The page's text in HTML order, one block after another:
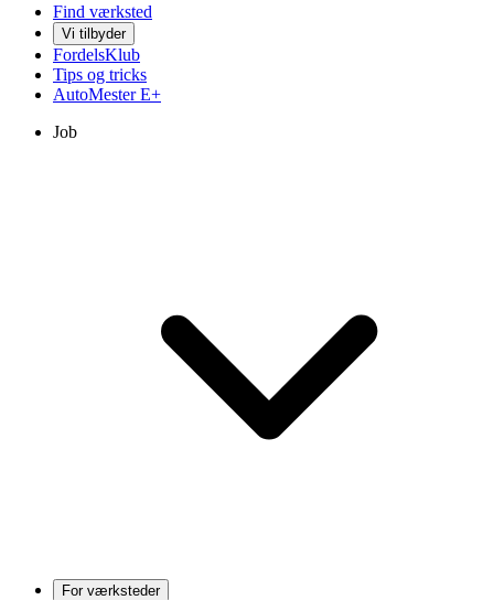
Find værksted
Vi tilbyder
FordelsKlub
Tips og tricks
AutoMesterE+
Job
For værksteder